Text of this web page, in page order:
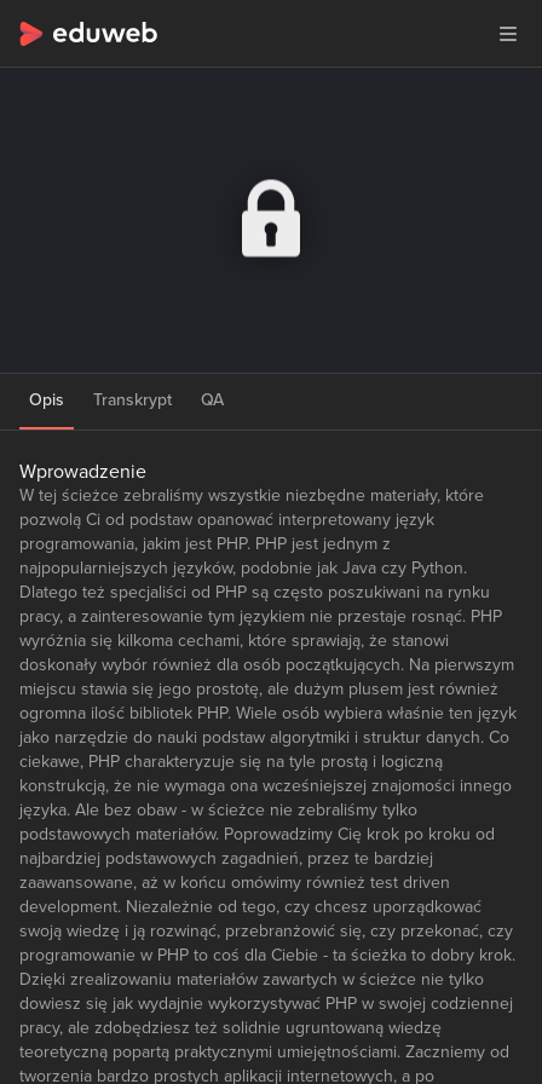
Opis Transkrypt QA
Wprowadzenie
W tej ścieżce zebraliśmy wszystkie niezbędne materiały, które
pozwolą Ci od podstaw opanować interpretowany język
programowania, jakim jest PHP. PHP jest jednym z
najpopularniejszych języków, podobnie jak Java czy Python.
Dlatego też specjaliści od PHP są często poszukiwani na rynku
pracy, a zainteresowanie tym językiem nie przestaje rosnąć. PHP
wyróżnia się kilkoma cechami, które sprawiają, że stanowi
doskonały wybór również dla osób początkujących. Na pierwszym
miejscu stawia się jego prostotę, ale dużym plusem jest również
ogromna ilość bibliotek PHP. Wiele osób wybiera właśnie ten język
jako narzędzie do nauki podstaw algorytmiki i struktur danych. Co
ciekawe, PHP charakteryzuje się na tyle prostą i logiczną
konstrukcją, że nie wymaga ona wcześniejszej znajomości innego
języka. Ale bez obaw - w ścieżce nie zebraliśmy tylko
podstawowych materiałów. Poprowadzimy Cię krok po kroku od
najbardziej podstawowych zagadnień, przez te bardziej
zaawansowane, aż w końcu omówimy również test driven
development. Niezależnie od tego, czy chcesz uporządkować
swoją wiedzę i ją rozwinąć, przebranżowić się, czy przekonać, czy
programowanie w PHP to coś dla Ciebie - ta ścieżka to dobry krok.
Dzięki zrealizowaniu materiałów zawartych w ścieżce nie tylko
dowiesz się jak wydajnie wykorzystywać PHP w swojej codziennej
pracy, ale zdobędziesz też solidnie ugruntowaną wiedzę
teoretyczną popartą praktycznymi umiejętnościami. Zaczniemy od
tworzenia bardzo prostych aplikacji internetowych, a po